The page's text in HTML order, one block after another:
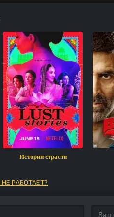
Истории страсти
РАБОТАЕТ?